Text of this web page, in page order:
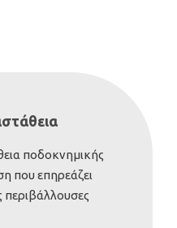
ποδοκνημικής
που επηρεάζει
περιβάλλουσες